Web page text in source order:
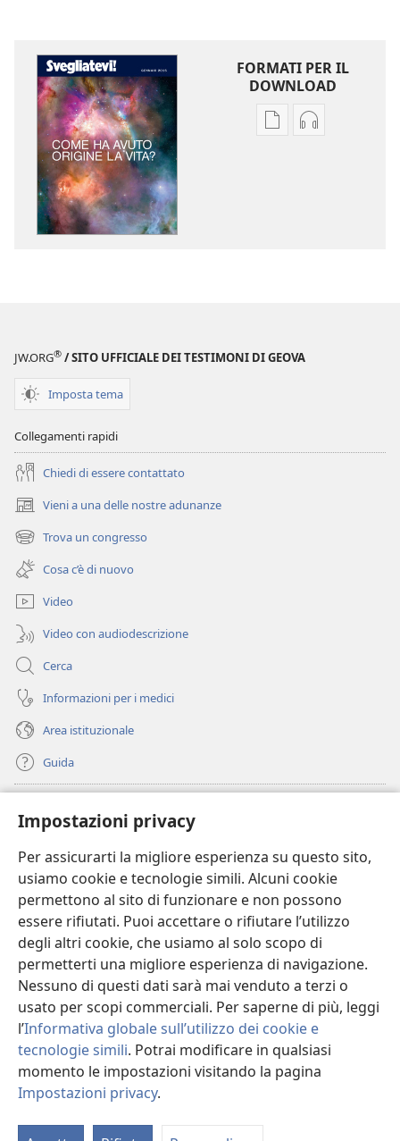
Impostazioni privacy
Per assicurarti la migliore esperienza su questo sito,
usiamo cookie e tecnologie simili. Alcuni cookie
permettono al sito di funzionare e non possono
essere rifiutati. Puoi accettare o rifiutare l’utilizzo
degli altri cookie, che usiamo al solo scopo di
permetterti una migliore esperienza di navigazione.
Nessuno di questi dati sarà mai venduto a terzi o
usato per scopi commerciali. Per saperne di più, leggi
l’Informativa globale sull’utilizzo dei cookie e
tecnologie simili. Potrai modificare in qualsiasi
momento le impostazioni visitando la pagina
Impostazioni privacy.
FORMATI PER IL
DOWNLOAD
Opzioni
la
Opzioni
JW.ORG® / SITO UFFICIALE DEI TESTIMONI DI GEOVA
Imposta tema
Collegamenti rapidi
Chiedi di essere contattato
Vieni a una delle nostre adunanze
(apre
una
nuova
finestra)
Trova un congresso
(apre
una
nuova
finestra)
Cosa c’è di nuovo
Video
Video con audiodescrizione
Cerca
Informazioni per i medici
Area istituzionale
Guida
(apre
una
nuova
finestra)
BIBLIOTECA ONLINE Watchtower
(apre
una
nuova
finestra)
JW Hub
(apre
una
nuova
finestra)
JW Library
Watchtower Library®
Copyright© 2026 Watch Tower Bible and Tract Society of Pennsylvania.
CONDIZIONI D’USO
|